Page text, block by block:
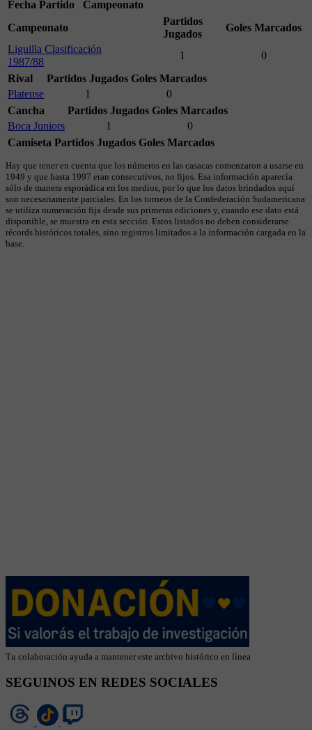
Fecha Partido
Campeonato
Campeonato
Partidos
Jugados
Goles Marcados
Liguilla Clasificación
1987/88
1
0
Rival
Partidos Jugados Goles Marcados
Platense
1
0
Cancha
Partidos Jugados Goles Marcados
Boca Juniors
1
0
Camiseta Partidos Jugados Goles Marcados
Hay que tener en cuenta que los números en las casacas comenzaron a usarse en
1949 y que hasta 1997 eran consecutivos, no fijos. Esa información aparecía
sólo de manera esporádica en los medios, por lo que los datos brindados aquí
son necesariamente parciales. En los torneos de la Confederación Sudamericana
se utiliza numeración fija desde sus primeras ediciones y, cuando ese dato está
disponible, se muestra en esta sección. Estos listados no deben considerarse
récords históricos totales, sino registros limitados a la información cargada en la
base.
Tu colaboración ayuda a mantener este archivo histórico en línea
SEGUINOS EN REDES SOCIALES